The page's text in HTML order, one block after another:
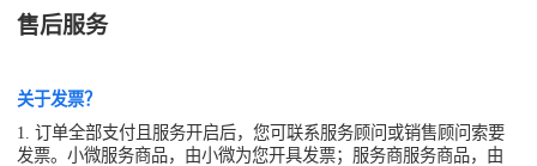
售后服务
关于发票？
1. 订单全部支付且服务开启后，您可联系服务顾问或销售顾问索要
发票。小微服务商品，由小微为您开具发票；服务商服务商品，由